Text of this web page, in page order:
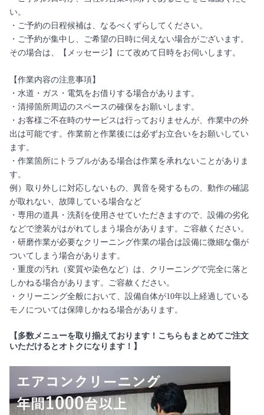
い。
・ご予約の日程候補は、なるべくずらしてください。
・ご予約が集中し、ご希望の日時に伺えない場合がございます。
その場合は、【メッセージ】にて改めて日時をお伺いします。
【作業内容の注意事項】
・水道・ガス・電気をお借りする場合があります。
・清掃箇所周辺のスペースの確保をお願いします。
・お客様ご不在時のサービスは行っておりませんが、作業中の外
出は可能です。作業前と作業後には必ずお立合いをお願いしてい
ます。
・作業箇所にトラブルがある場合は作業を承れないことがありま
す。
例）取り外しに対応しないもの、異音を発するもの、動作の確認
が取れない、故障している場合など
・専用の道具・洗剤を使用させていただきますので、設備の劣化
などで塗装がはがれてしまう場合があります。ご容赦ください。
・研磨作業が必要なクリーニング作業の場合は設備に微細な傷が
ついてしまう場合があります。
・重度の汚れ（変質や染色など）は、クリーニングで完全に落と
しかねる場合があります。ご容赦ください。
・クリーニング全般において、設備自体が10年以上経過している
モノについては保障しかねる場合があります。
【多数メニューを取り揃えております！こちらもまとめてご注文
いただけるとオトクになります！】